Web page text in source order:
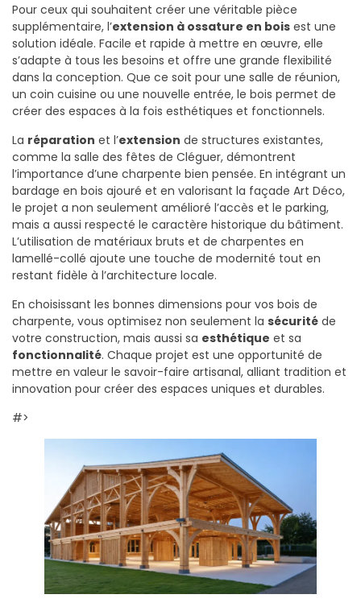
Pour ceux qui souhaitent créer une véritable pièce
supplémentaire, l’extension à ossature en bois est une
solution idéale. Facile et rapide à mettre en œuvre, elle
s’adapte à tous les besoins et offre une grande flexibilité
dans la conception. Que ce soit pour une salle de réunion,
un coin cuisine ou une nouvelle entrée, le bois permet de
créer des espaces à la fois esthétiques et fonctionnels.
La réparation et l’extension de structures existantes,
comme la salle des fêtes de Cléguer, démontrent
l’importance d’une charpente bien pensée. En intégrant un
bardage en bois ajouré et en valorisant la façade Art Déco,
le projet a non seulement amélioré l’accès et le parking,
mais a aussi respecté le caractère historique du bâtiment.
L’utilisation de matériaux bruts et de charpentes en
lamellé-collé ajoute une touche de modernité tout en
restant fidèle à l’architecture locale.
En choisissant les bonnes dimensions pour vos bois de
charpente, vous optimisez non seulement la sécurité de
votre construction, mais aussi sa esthétique et sa
fonctionnalité. Chaque projet est une opportunité de
mettre en valeur le savoir-faire artisanal, alliant tradition et
innovation pour créer des espaces uniques et durables.
#>